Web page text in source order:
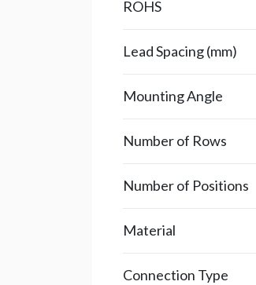
ROHS
Lead Spacing (mm)
Mounting Angle
Number of Rows
Number of Positions
Material
Connection Type